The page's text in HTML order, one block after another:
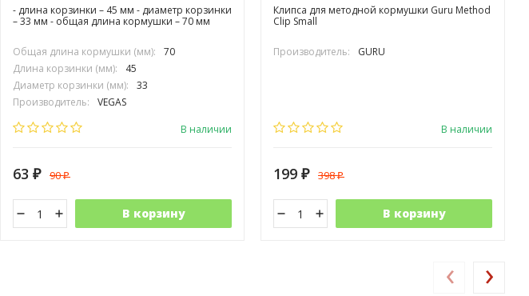
- длина корзинки – 45 мм - диаметр корзинки
– 33 мм - общая длина кормушки – 70 мм
Общая длина кормушки (мм):
70
Длина корзинки (мм):
45
Диаметр корзинки (мм):
33
Производитель:
VEGAS
В наличии
63 ₽ 90₽
В корзину
Клипса для методной кормушки Guru Method
Clip Small
Производитель: GURU
В наличии
199 ₽ 398₽
В корзину
‹ ›